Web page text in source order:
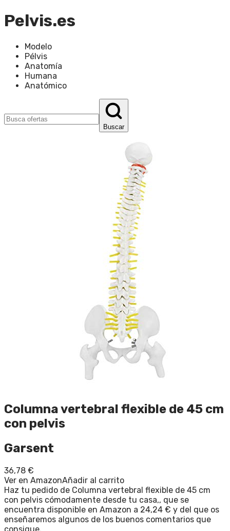
Pelvis.es
Modelo
Pélvis
Anatomía
Humana
Anatómico
Buscar
Columna vertebral flexible de 45 cm
con pelvis
Garsent
36,78 €
Ver en AmazonAñadir al carrito
Haz tu pedido de Columna vertebral flexible de 45 cm
con pelvis cómodamente desde tu casa,, que se
encuentra disponible en Amazon a 24,24 € y del que os
enseñaremos algunos de los buenos comentarios que
consigue.